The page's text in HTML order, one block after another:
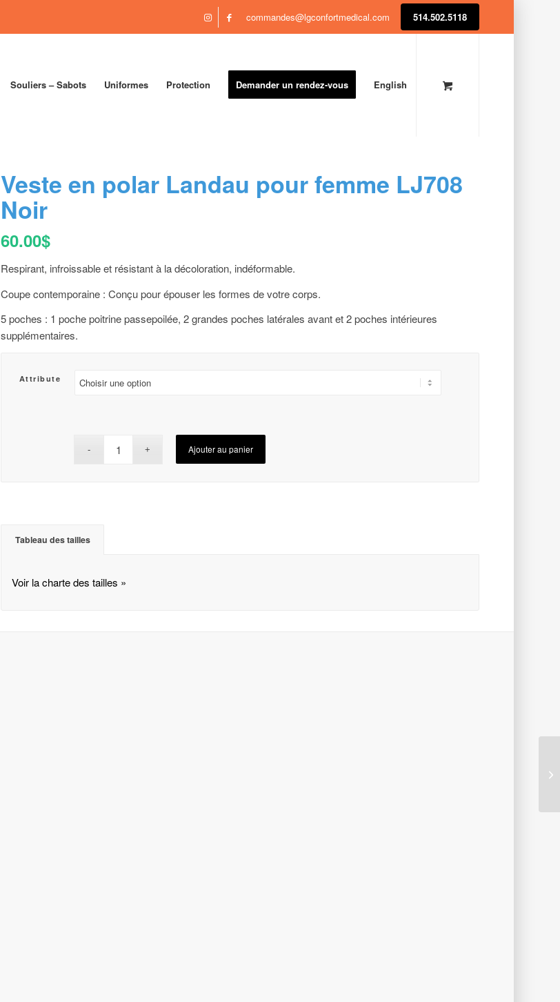
commandes@lgconfortmedical.com 514.502.5118
Souliers – Sabots Uniformes Protection Demander un rendez-vous English
Veste en polar Landau pour femme LJ708
Noir
60.00$
Respirant, infroissable et résistant à la décoloration, indéformable.
Coupe contemporaine : Conçu pour épouser les formes de votre corps.
5 poches : 1 poche poitrine passepoilée, 2 grandes poches latérales avant et 2 poches intérieures
supplémentaires.
Attribute
Ajouter au panier
Tableau des tailles
Voir la charte des tailles »